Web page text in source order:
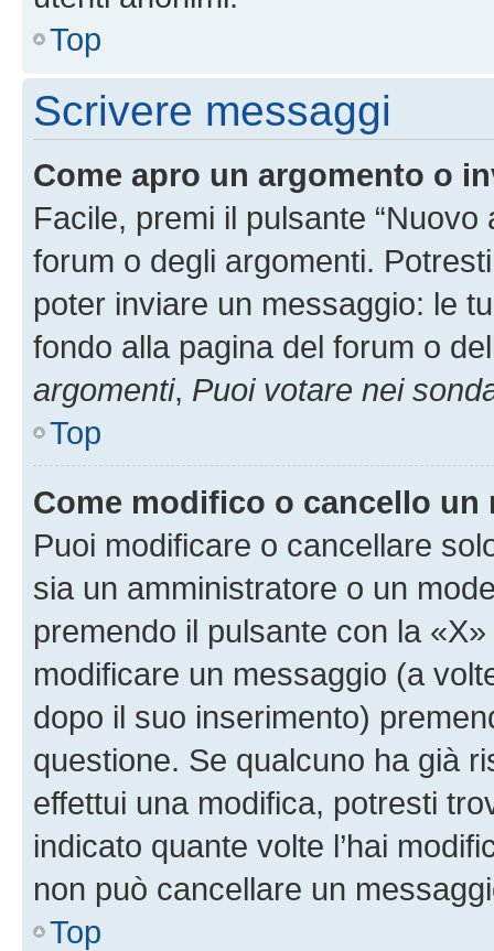
Top
Scrivere messaggi
Come apro un argomento o
Facile, premi il pulsante
forum o degli argomenti.
poter inviare un messaggio: le
fondo alla pagina del forum o
argomenti, Puoi votare nei
Top
Come modifico o cancello un
Puoi modificare o cancellare
sia un amministratore o un
premendo il pulsante con la
modificare un messaggio (a
dopo il suo inserimento)
questione. Se qualcuno ha già
effettui una modifica, potresti
indicato quante volte l’hai
non può cancellare un
Top